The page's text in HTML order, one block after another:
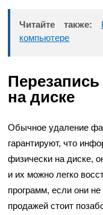
Читайте также:
компьютере
на диске
Обычное удаление
гарантируют, что
физически на диске,
и их можно легко
программ, если они
продажей стоит